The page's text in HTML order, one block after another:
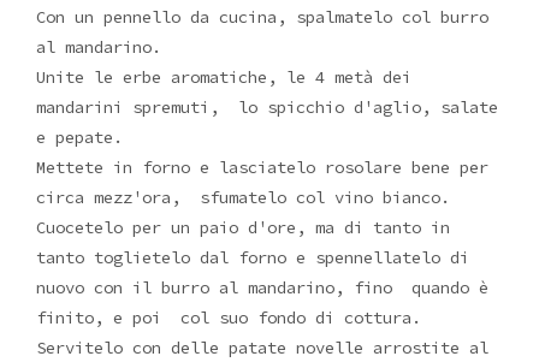
Con un pennello da cucina, spalmatelo col burro
al mandarino.
Unite le erbe aromatiche, le 4 metà dei
mandarini spremuti, lo spicchio d'aglio, salate
e pepate.
Mettete in forno e lasciatelo rosolare bene per
circa mezz'ora, sfumatelo col vino bianco.
Cuocetelo per un paio d'ore, ma di tanto in
tanto toglietelo dal forno e spennellatelo di
nuovo con il burro al mandarino, fino quando è
finito, e poi col suo fondo di cottura.
Servitelo con delle patate novelle arrostite al